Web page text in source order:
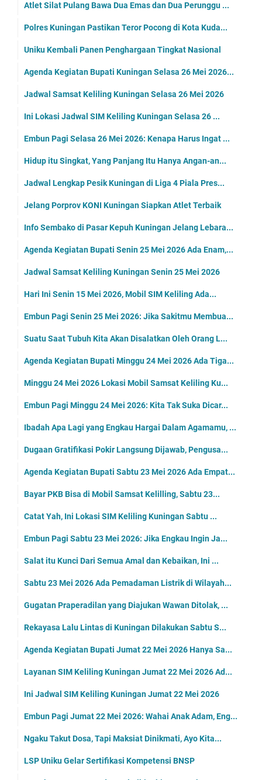
Atlet Silat Pulang Bawa Dua Emas dan Dua Perunggu ...
Polres Kuningan Pastikan Teror Pocong di Kota Kuda...
Uniku Kembali Panen Penghargaan Tingkat Nasional
Agenda Kegiatan Bupati Kuningan Selasa 26 Mei 2026...
Jadwal Samsat Keliling Kuningan Selasa 26 Mei 2026
Ini Lokasi Jadwal SIM Keliling Kuningan Selasa 26 ...
Embun Pagi Selasa 26 Mei 2026: Kenapa Harus Ingat ...
Hidup itu Singkat, Yang Panjang Itu Hanya Angan-an...
Jadwal Lengkap Pesik Kuningan di Liga 4 Piala Pres...
Jelang Porprov KONI Kuningan Siapkan Atlet Terbaik
Info Sembako di Pasar Kepuh Kuningan Jelang Lebara...
Agenda Kegiatan Bupati Senin 25 Mei 2026 Ada Enam,...
Jadwal Samsat Keliling Kuningan Senin 25 Mei 2026
Hari Ini Senin 15 Mei 2026, Mobil SIM Keliling Ada...
Embun Pagi Senin 25 Mei 2026: Jika Sakitmu Membua...
Suatu Saat Tubuh Kita Akan Disalatkan Oleh Orang L...
Agenda Kegiatan Bupati Minggu 24 Mei 2026 Ada Tiga...
Minggu 24 Mei 2026 Lokasi Mobil Samsat Keliling Ku...
Embun Pagi Minggu 24 Mei 2026: Kita Tak Suka Dicar...
Ibadah Apa Lagi yang Engkau Hargai Dalam Agamamu, ...
Dugaan Gratifikasi Pokir Langsung Dijawab, Pengusa...
Agenda Kegiatan Bupati Sabtu 23 Mei 2026 Ada Empat...
Bayar PKB Bisa di Mobil Samsat Kelilling, Sabtu 23...
Catat Yah, Ini Lokasi SIM Keliling Kuningan Sabtu ...
Embun Pagi Sabtu 23 Mei 2026: Jika Engkau Ingin Ja...
Salat itu Kunci Dari Semua Amal dan Kebaikan, Ini ...
Sabtu 23 Mei 2026 Ada Pemadaman Listrik di Wilayah...
Gugatan Praperadilan yang Diajukan Wawan Ditolak, ...
Rekayasa Lalu Lintas di Kuningan Dilakukan Sabtu S...
Agenda Kegiatan Bupati Jumat 22 Mei 2026 Hanya Sa...
Layanan SIM Keliling Kuningan Jumat 22 Mei 2026 Ad...
Ini Jadwal SIM Keliling Kuningan Jumat 22 Mei 2026
Embun Pagi Jumat 22 Mei 2026: Wahai Anak Adam, Eng...
Ngaku Takut Dosa, Tapi Maksiat Dinikmati, Ayo Kita...
LSP Uniku Gelar Sertifikasi Kompetensi BNSP